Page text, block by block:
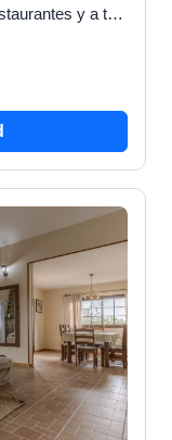
y a tan